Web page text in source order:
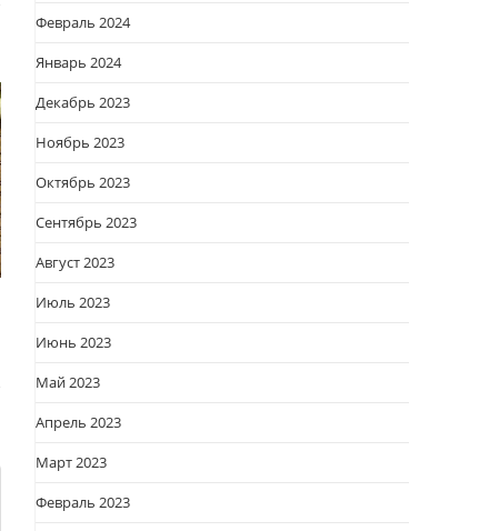
Февраль 2024
Январь 2024
Декабрь 2023
Ноябрь 2023
Октябрь 2023
Сентябрь 2023
Август 2023
Июль 2023
Июнь 2023
Май 2023
Апрель 2023
Март 2023
Февраль 2023